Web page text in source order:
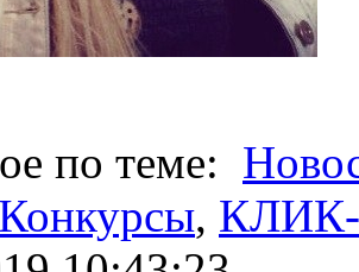
по теме:
Конкурсы, КЛИК-